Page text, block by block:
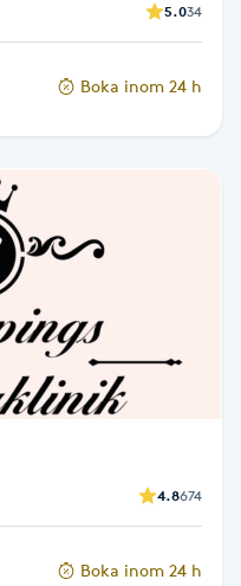
5.034
Boka inom 24 h
4.8674
Boka inom 24 h